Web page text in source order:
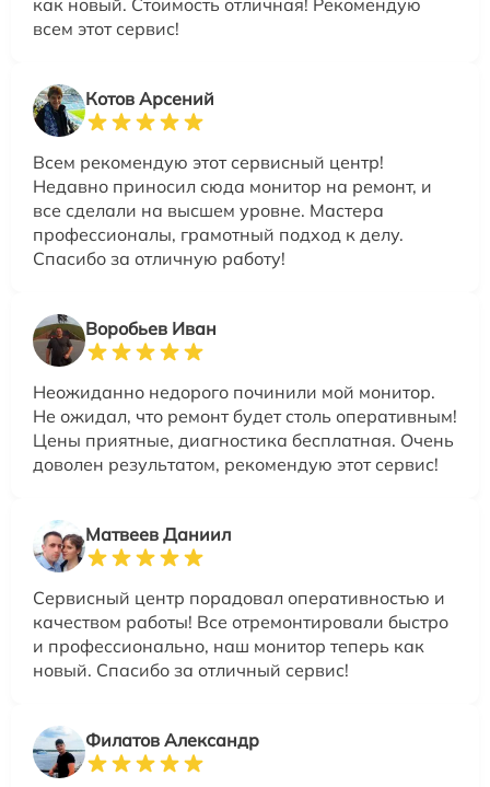
как новый. Стоимость отличная! Рекомендую
всем этот сервис!
Котов Арсений
Всем рекомендую этот сервисный центр!
Недавно приносил сюда монитор на ремонт, и
все сделали на высшем уровне. Мастера
профессионалы, грамотный подход к делу.
Спасибо за отличную работу!
Воробьев Иван
Неожиданно недорого починили мой монитор.
Не ожидал, что ремонт будет столь оперативным!
Цены приятные, диагностика бесплатная. Очень
доволен результатом, рекомендую этот сервис!
Матвеев Даниил
Сервисный центр порадовал оперативностью и
качеством работы! Все отремонтировали быстро
и профессионально, наш монитор теперь как
новый. Спасибо за отличный сервис!
Филатов Александр